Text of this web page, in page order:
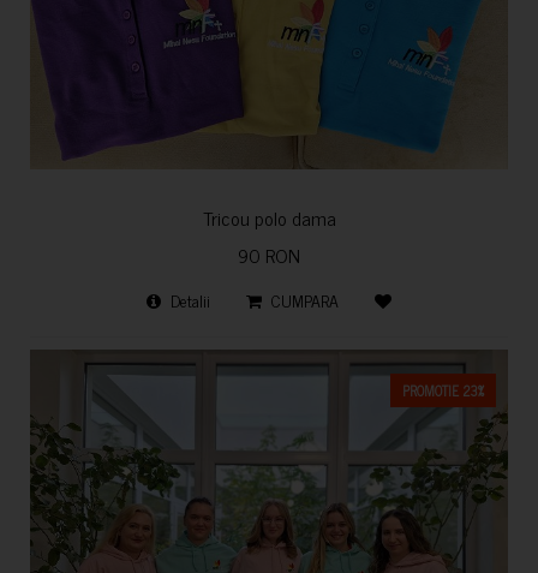
Tricou polo dama
90 RON
Detalii CUMPARA
PROMOTIE 23%